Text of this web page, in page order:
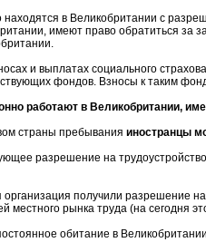
в Великобритании с
имеют право обратиться за
и выплатах социального
фондов. Взносы к таким
работают в Великобритании,
страны пребывания иностранцы
разрешение на
получили разрешение
местного рынка труда (на
обитание в